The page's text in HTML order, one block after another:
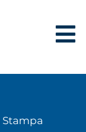
Stampa